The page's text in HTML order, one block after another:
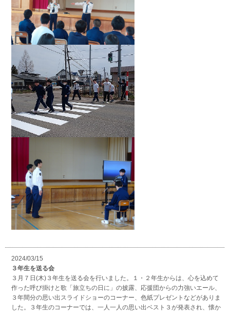
2024/03/15
３年生を送る会
３月７日(木)３年生を送る会を行いました。１・２年生からは、心を込めて
作った呼び掛けと歌「旅立ちの日に」の披露、応援団からの力強いエール、
３年間分の思い出スライドショーのコーナー、色紙プレゼントなどがありま
した。３年生のコーナーでは、一人一人の思い出ベスト３が発表され、懐か